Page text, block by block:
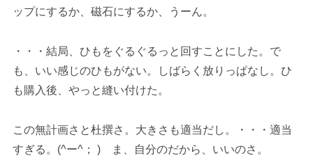
ップにするか、磁石にするか、うーん。
・・・結局、ひもをぐるぐるっと回すことにした。で
も、いい感じのひもがない。しばらく放りっぱなし。ひ
も購入後、やっと縫い付けた。
この無計画さと杜撰さ。大きさも適当だし。・・・適当
すぎる。(^ー^； ) ま、自分のだから、いいのさ。